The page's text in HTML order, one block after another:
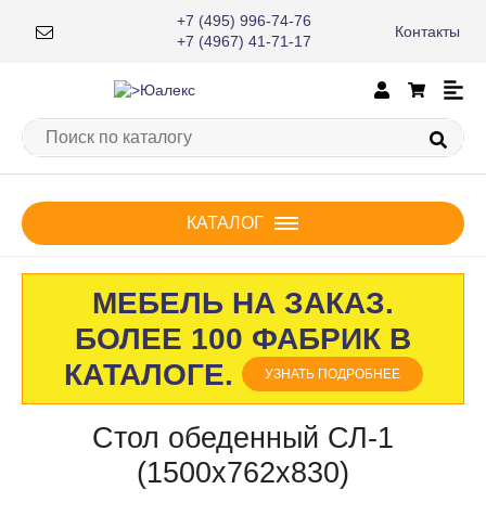
+7 (495) 996-74-76
+7 (4967) 41-71-17
Контакты
×
КАТАЛОГ
МЕБЕЛЬ НА ЗАКАЗ.
БОЛЕЕ 100 ФАБРИК В
КАТАЛОГЕ.
УЗНАТЬ ПОДРОБНЕЕ
Стол обеденный СЛ-1
(1500х762х830)